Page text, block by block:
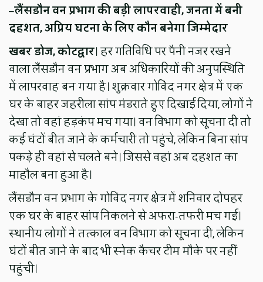
–लैंसडौन वन प्रभाग की बड़ी लापरवाही, जनता में बनी
दहशत, अप्रिय घटना के लिए कौन बनेगा जिम्मेदार
खबर डोज, कोटद्वार। हर गतिविधि पर पैनी नजर रखने
वाला लैंसडौन वन प्रभाग अब अधिकारियों की अनुपस्थिति
में लापरवाह बन गया है। शुक्रवार गोविंद नगर क्षेत्र में एक
घर के बाहर जहरीला सांप मंडराते हुए दिखाई दिया, लोगों ने
देखा तो वहां हड़कंप मच गया। वन विभाग को सूचना दी तो
कई घंटों बीत जाने के कर्मचारी तो पहुंचे, लेकिन बिना सांप
पकड़े ही वहां से चलते बने। जिससे वहां अब दहशत का
माहौल बना हुआ है।
लैंसडौन वन प्रभाग के गोविंद नगर क्षेत्र में शनिवार दोपहर
एक घर के बाहर सांप निकलने से अफरा-तफरी मच गई।
स्थानीय लोगों ने तत्काल वन विभाग को सूचना दी, लेकिन
घंटों बीत जाने के बाद भी स्नेक कैचर टीम मौके पर नहीं
पहुंची।